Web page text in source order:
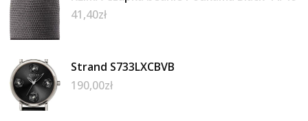
41,40zł
Strand S733LXCBVB
190,00zł